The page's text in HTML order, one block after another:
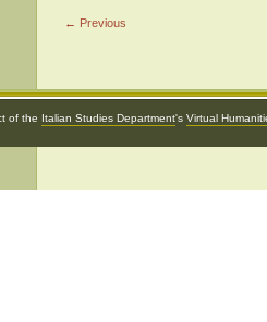
← Previous
of the Italian Studies Department's Virtual